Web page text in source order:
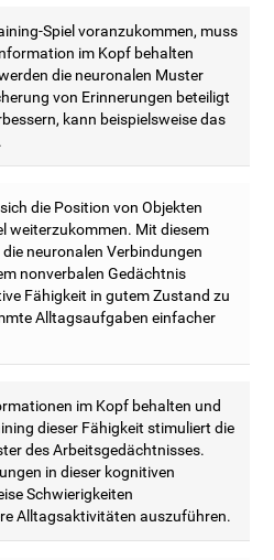
Spiel voranzukommen, muss
im Kopf behalten
die neuronalen Muster
von Erinnerungen beteiligt
kann beispielsweise das
die Position von Objekten
weiterzukommen. Mit diesem
neuronalen Verbindungen
nonverbalen Gedächtnis
Fähigkeit in gutem Zustand zu
Alltagsaufgaben einfacher
im Kopf behalten und
dieser Fähigkeit stimuliert die
des Arbeitsgedächtnisses.
in dieser kognitiven
Schwierigkeiten
Alltagsaktivitäten auszuführen.